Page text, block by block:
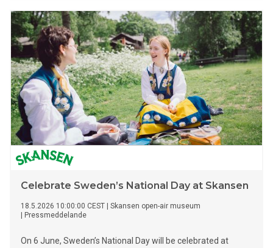
Midsommarkransens skola i Stockholm.
Celebrate Sweden’s National Day at Skansen
18.5.2026 10:00:00 CEST
Skansen open-air museum
Pressmeddelande
On 6 June, Sweden’s National Day will be celebrated at